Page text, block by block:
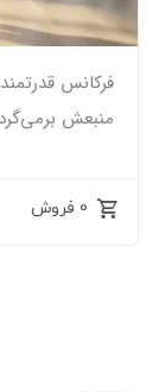
فرکانس
منبعش
0 فروش